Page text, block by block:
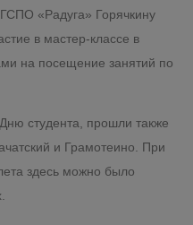
«Радуга» Горячкину
в мастер-классе в
на посещение занятий по
студента, прошли также
и Грамотеино. При
здесь можно было